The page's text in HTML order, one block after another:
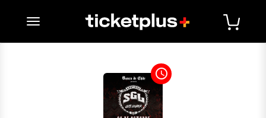
desplegar navegación
access_time